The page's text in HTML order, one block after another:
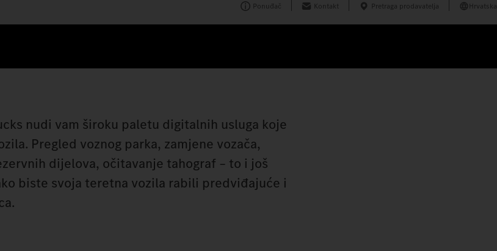
Ponuđač Kontakt Pretraga prodavatelja Hrvatska
nudi vam široku paletu digitalnih usluga koje
Pregled voznog parka, zamjene vozača,
dijelova, očitavanje tahograf – to i još
biste svoja teretna vozila rabili predviđajuće i